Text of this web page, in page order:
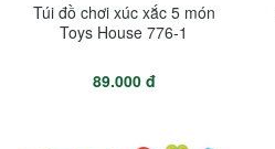
Túi đồ chơi xúc xắc 5 món
Toys House 776-1
89.000 đ